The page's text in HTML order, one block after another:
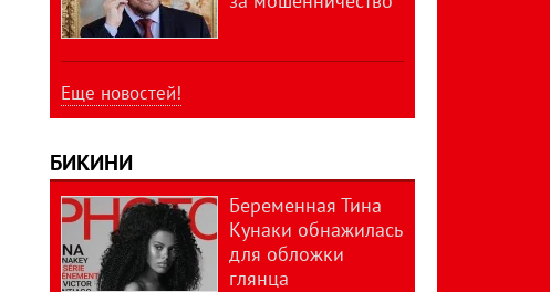
Еще новостей!
БИКИНИ
Беременная Тина
Кунаки обнажилась
для обложки
глянца